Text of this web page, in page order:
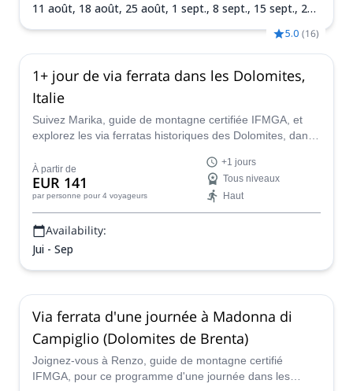
11 août, 18 août, 25 août, 1 sept., 8 sept., 15 sept., 22
5.0 (16)
1+ jour de via ferrata dans les Dolomites,
Italie
Suivez Marika, guide de montagne certifiée IFMGA, et
explorez les via ferratas historiques des Dolomites, dans
plusieurs jours !
À partir de
EUR 141
par personne pour 4 voyageurs
+1 jours
Tous niveaux
Haut
Availability:
Jui - Sep
Via ferrata d'une journée à Madonna di
Campiglio (Dolomites de Brenta)
Joignez-vous à Renzo, guide de montagne certifié
IFMGA, pour ce programme d'une journée dans les